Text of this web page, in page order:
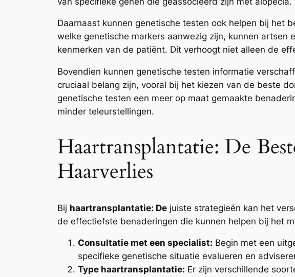
Daarnaast kunnen genetische testen ook helpen bij het
welke genetische markers aanwezig zijn, kunnen
kenmerken van de patiënt. Dit verhoogt niet alleen de
Bovendien kunnen genetische testen informatie
cruciaal belang zijn, vooral bij het kiezen van de beste
genetische testen een meer op maat gemaakte
minder teleurstellingen.
Haartransplantatie: De
Haarverlies
Bij haartransplantatie: De juiste strategieën kan het
de effectiefste benaderingen die kunnen helpen bij het
Consultatie met een specialist: Begin met een
specifieke genetische situatie evalueren en
Type haartransplantatie: Er zijn verschillende